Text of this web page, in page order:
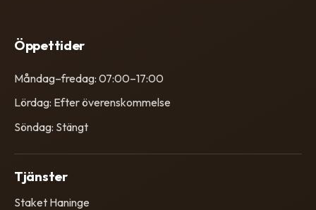
Öppettider
Måndag–fredag: 07:00–17:00
Lördag: Efter överenskommelse
Söndag: Stängt
Tjänster
Staket Haninge